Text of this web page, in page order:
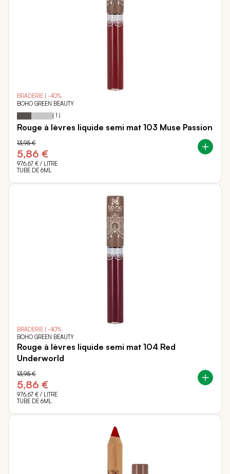
BRADERIE | -40%
BOHO GREEN BEAUTY
Notation: 40
% of
( 1 )
Rouge à lèvres liquide semi mat 103 Muse Passion
5,86 €
13,95 €
976,67 € / LITRE
TUBE DE 6ML
BRADERIE | -40%
BOHO GREEN BEAUTY
Rouge à lèvres liquide semi mat 104 Red
Underworld
5,86 €
13,95 €
976,67 € / LITRE
TUBE DE 6ML